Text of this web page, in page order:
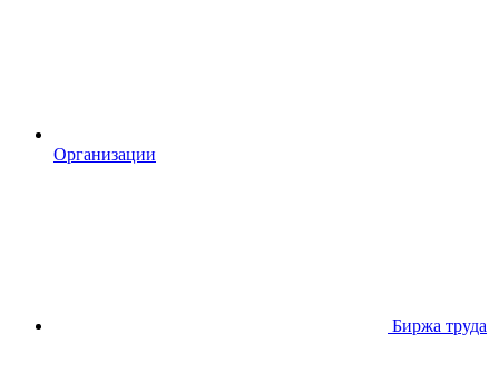
Организации
Биржа труда